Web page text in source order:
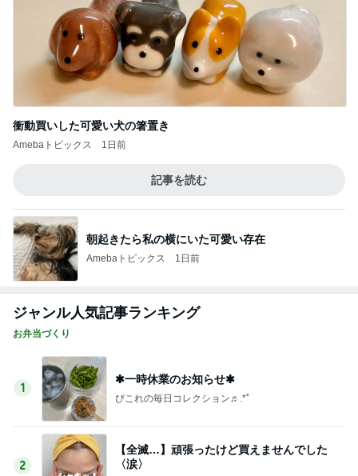
衝動買いした可愛い犬の箸置き
Amebaトピックス 1日前
記事を読む
朝起きたら私の横にいた可愛い存在
Amebaトピックス 1日前
ジャンル人気記事ランキング
お弁当づくり
1
✱一時休業のお知らせ✱
ぴこれの毎日コレクション♬.*ﾟ
2
【全滅…】頑張ったけど買えませんでした
〈涙〉